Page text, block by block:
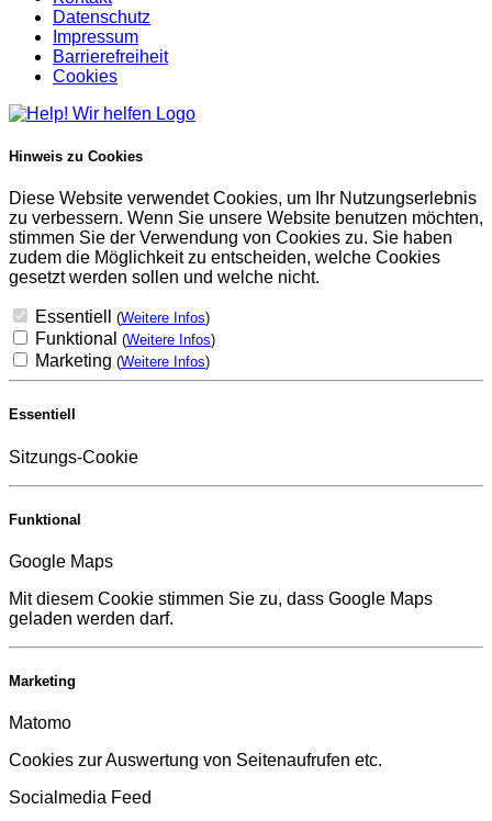
Datenschutz
Impressum
Barrierefreiheit
Cookies
Hinweis zu Cookies
Diese Website verwendet Cookies, um Ihr Nutzungserlebnis
zu verbessern. Wenn Sie unsere Website benutzen möchten,
stimmen Sie der Verwendung von Cookies zu. Sie haben
zudem die Möglichkeit zu entscheiden, welche Cookies
gesetzt werden sollen und welche nicht.
Essentiell (Weitere Infos)
Funktional (Weitere Infos)
Marketing (Weitere Infos)
Essentiell
Sitzungs-Cookie
Funktional
Google Maps
Mit diesem Cookie stimmen Sie zu, dass Google Maps
geladen werden darf.
Marketing
Matomo
Cookies zur Auswertung von Seitenaufrufen etc.
Socialmedia Feed